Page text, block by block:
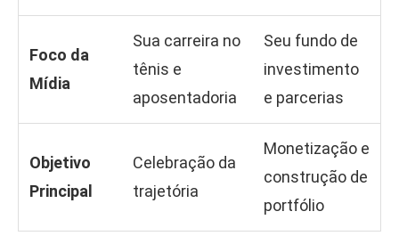
Foco da
Mídia
Sua carreira no
tênis e
aposentadoria
Seu fundo de
investimento
e parcerias
Objetivo
Principal
Celebração da
trajetória
Monetização e
construção de
portfólio